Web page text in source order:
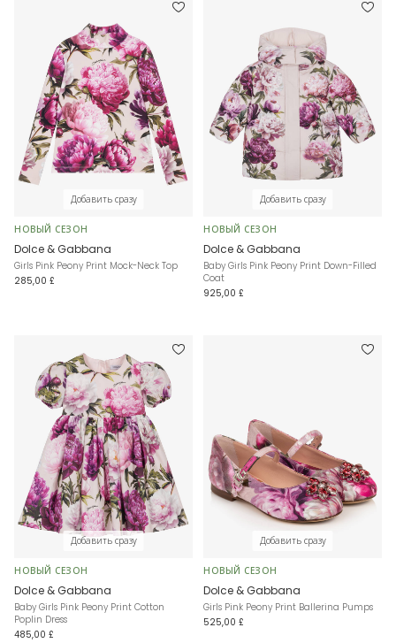
Добавить сразу
НОВЫЙ СЕЗОН
Dolce & Gabbana
Girls Pink Peony Print Mock-Neck Top
285,00 £
Добавить сразу
НОВЫЙ СЕЗОН
Dolce & Gabbana
Baby Girls Pink Peony Print Down-Filled
Coat
925,00 £
Добавить сразу
НОВЫЙ СЕЗОН
Dolce & Gabbana
Baby Girls Pink Peony Print Cotton
Poplin Dress
485,00 £
Добавить сразу
НОВЫЙ СЕЗОН
Dolce & Gabbana
Girls Pink Peony Print Ballerina Pumps
525,00 £